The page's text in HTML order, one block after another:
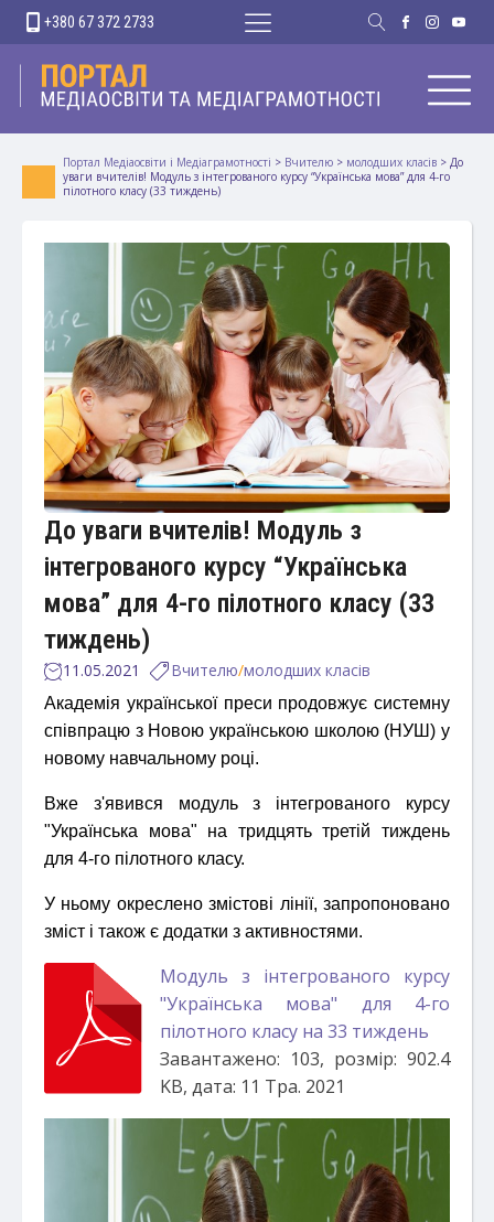
+380 67 372 2733
Портал Медіаосвіти і Медіаграмотності > Вчителю > молодших класів > До
уваги вчителів! Модуль з інтегрованого курсу “Українська мова” для 4-го
пілотного класу (33 тиждень)
До уваги вчителів! Модуль з
інтегрованого курсу “Українська
мова” для 4-го пілотного класу (33
тиждень)
11.05.2021 Вчителю/молодших класів
Академія української преси продовжує системну
співпрацю з Новою українською школою (НУШ) у
новому навчальному році.
Вже з'явився модуль з інтегрованого курсу
"Українська мова" на тридцять третій тиждень
для 4-го пілотного класу.
У ньому окреслено змістові лінії, запропоновано
зміст і також є додатки з активностями.
Модуль з інтегрованого курсу
"Українська мова" для 4-го
пілотного класу на 33 тиждень
Завантажено: 103, розмір: 902.4
KB, дата: 11 Тра. 2021